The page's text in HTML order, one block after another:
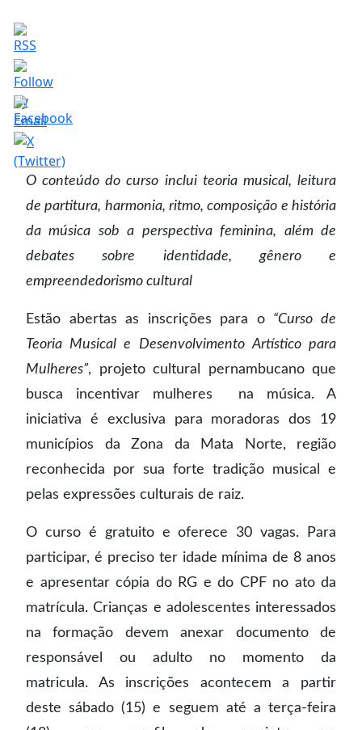
O conteúdo do curso inclui teoria musical, leitura
de partitura, harmonia, ritmo, composição e história
da música sob a perspectiva feminina, além de
debates sobre identidade, gênero e
empreendedorismo cultural
Estão abertas as inscrições para o “Curso de
Teoria Musical e Desenvolvimento Artístico para
Mulheres”, projeto cultural pernambucano que
busca incentivar mulheres na música. A
iniciativa é exclusiva para moradoras dos 19
municípios da Zona da Mata Norte, região
reconhecida por sua forte tradição musical e
pelas expressões culturais de raiz.
O curso é gratuito e oferece 30 vagas. Para
participar, é preciso ter idade mínima de 8 anos
e apresentar cópia do RG e do CPF no ato da
matrícula. Crianças e adolescentes interessados
na formação devem anexar documento de
responsável ou adulto no momento da
matricula. As inscrições acontecem a partir
deste sábado (15) e seguem até a terça-feira